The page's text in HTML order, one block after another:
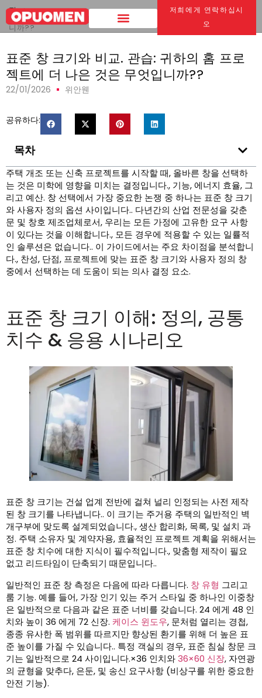
저희에게 연락하십시
오
집 >
표준 창 크기와 비교. 관습: 귀하의 홈 프로젝트에 더 나은 것은 무엇입
니까??
표준 창 크기와 비교. 관습: 귀하의 홈 프로
젝트에 더 나은 것은 무엇입니까??
22/01/2026 위안웬
공유하다:
목차
주택 개조 또는 신축 프로젝트를 시작할 때, 올바른 창을 선택하
는 것은 미학에 영향을 미치는 결정입니다., 기능, 에너지 효율, 그
리고 예산. 창 선택에서 가장 중요한 논쟁 중 하나는 표준 창 크기
와 사용자 정의 옵션 사이입니다.. 다년간의 산업 전문성을 갖춘
문 및 창호 제조업체로서, 우리는 모든 가정에 고유한 요구 사항
이 있다는 것을 이해합니다., 모든 경우에 적용할 수 있는 일률적
인 솔루션은 없습니다.. 이 가이드에서는 주요 차이점을 분석합니
다., 찬성, 단점, 프로젝트에 맞는 표준 창 크기와 사용자 정의 창
중에서 선택하는 데 도움이 되는 의사 결정 요소.
표준 창 크기 이해: 정의, 공통
치수 & 응용 시나리오
표준 창 크기는 건설 업계 전반에 걸쳐 널리 인정되는 사전 제작
된 창 크기를 나타냅니다.. 이 크기는 주거용 주택의 일반적인 벽
개구부에 맞도록 설계되었습니다., 생산 합리화, 목록, 및 설치 과
정. 주택 소유자 및 계약자용, 효율적인 프로젝트 계획을 위해서는
표준 창 치수에 대한 지식이 필수적입니다., 맞춤형 제작이 필요
없고 리드타임이 단축되기 때문입니다..
일반적인 표준 창 측정은 다음에 따라 다릅니다. 창 유형 그리고
룸 기능. 예를 들어, 가장 인기 있는 주거 스타일 중 하나인 이중창
은 일반적으로 다음과 같은 표준 너비를 갖습니다. 24 에게 48 인
치와 높이 36 에게 72 신장. 케이스 윈도우, 문처럼 열리는 경첩,
종종 유사한 폭 범위를 따르지만 향상된 환기를 위해 더 높은 표
준 높이를 가질 수 있습니다.. 특정 객실의 경우, 표준 침실 창문 크
기는 일반적으로 24 사이입니다.×36 인치와36×60 신장, 자연광
의 균형을 맞추다, 은둔, 및 송신 요구사항 (비상구를 위한 중요한
안전 기능).